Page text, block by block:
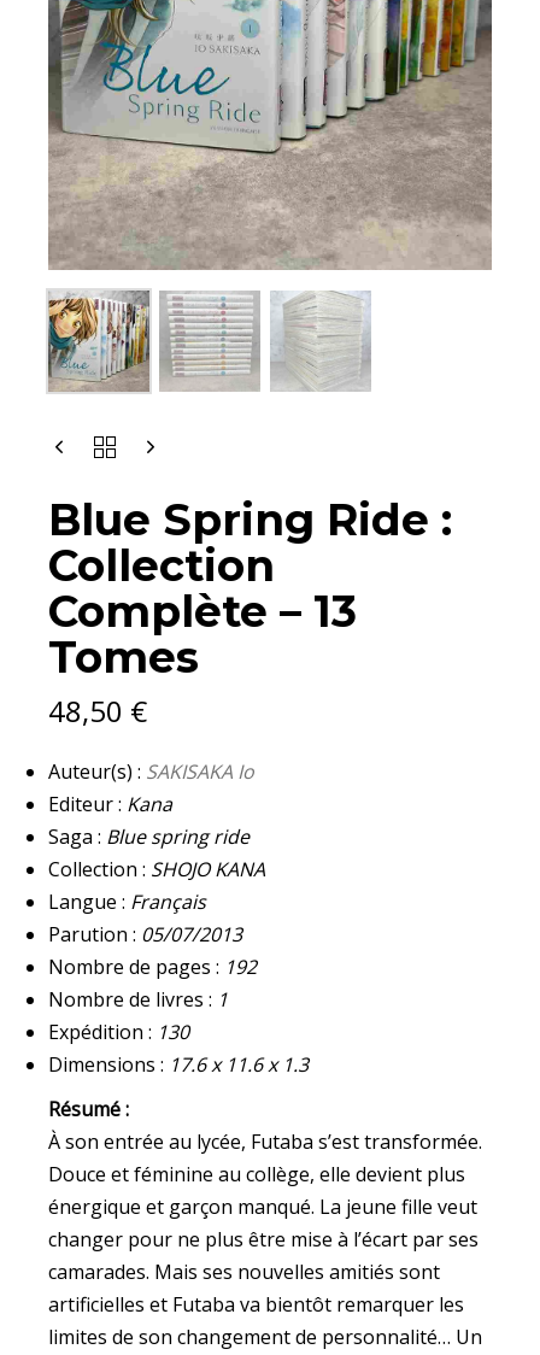
Blue Spring Ride :
Collection
Complète – 13
Tomes
48,50 €
Auteur(s) : SAKISAKA Io
Editeur : Kana
Saga : Blue spring ride
Collection : SHOJO KANA
Langue : Français
Parution : 05/07/2013
Nombre de pages : 192
Nombre de livres : 1
Expédition : 130
Dimensions : 17.6 x 11.6 x 1.3
Résumé :
À son entrée au lycée, Futaba s’est transformée.
Douce et féminine au collège, elle devient plus
énergique et garçon manqué. La jeune fille veut
changer pour ne plus être mise à l’écart par ses
camarades. Mais ses nouvelles amitiés sont
artificielles et Futaba va bientôt remarquer les
limites de son changement de personnalité… Un